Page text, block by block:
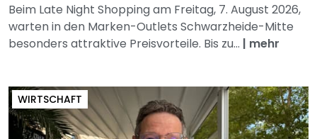
Beim Late Night Shopping am Freitag, 7. August 2026,
warten in den Marken-Outlets Schwarzheide-Mitte
besonders attraktive Preisvorteile. Bis zu... | mehr
WIRTSCHAFT